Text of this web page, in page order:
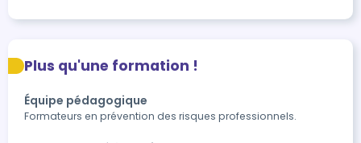
Plus qu'une formation !
Équipe pédagogique
Formateurs en prévention des risques professionnels.